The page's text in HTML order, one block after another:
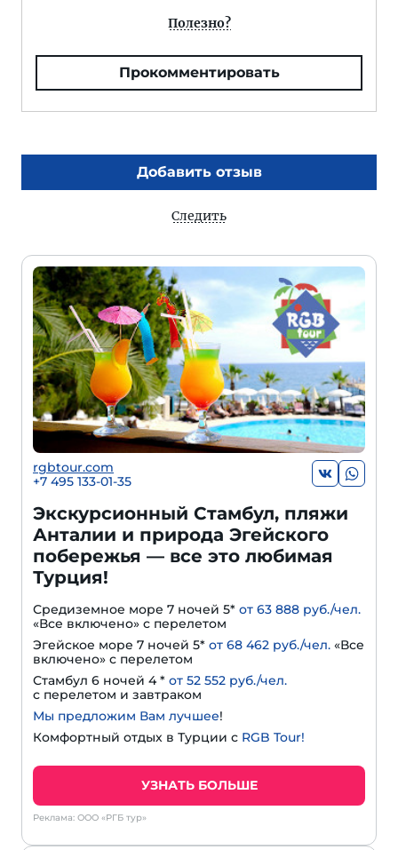
Полезно?
Прокомментировать
Добавить отзыв
Следить
rgbtour.com
+7 495 133-01-35
Экскурсионный Стамбул, пляжи
Анталии и природа Эгейского
побережья — все это любимая
Турция!
Средиземное море 7 ночей 5* от 63 888 руб./чел.
«Все включено» с перелетом
Эгейское море 7 ночей 5* от 68 462 руб./чел. «Все
включено» с перелетом
Стамбул 6 ночей 4 * от 52 552 руб./чел.
с перелетом и завтраком
Мы предложим Вам лучшее!
Комфортный отдых в Турции с RGB Tour!
УЗНАТЬ БОЛЬШЕ
Реклама: ООО «РГБ тур»